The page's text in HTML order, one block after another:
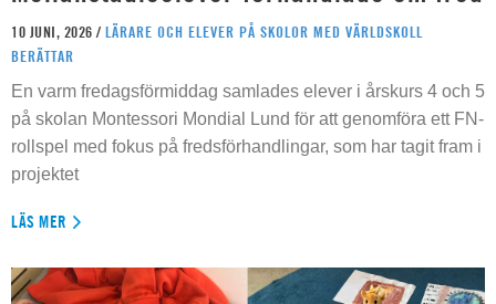
10 JUNI, 2026 / LÄRARE OCH ELEVER PÅ SKOLOR MED VÄRLDSKOLL
BERÄTTAR
En varm fredagsförmiddag samlades elever i årskurs 4 och 5
på skolan Montessori Mondial Lund för att genomföra ett FN-
rollspel med fokus på fredsförhandlingar, som har tagit fram i
projektet
LÄS MER